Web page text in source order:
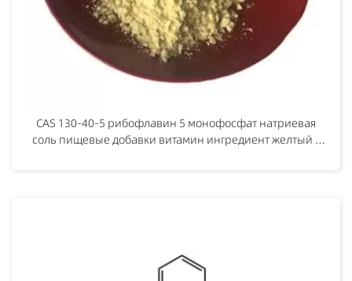
CAS 130-40-5 рибофлавин 5 монофосфат натриевая
соль пищевые добавки витамин ингредиент желтый к